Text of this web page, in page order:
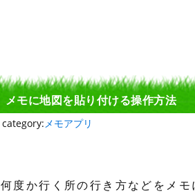
メモに地図を貼り付ける操作方法
category:メモアプリ
何度か行く所の行き方などをメ